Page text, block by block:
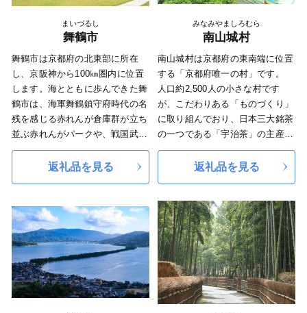
まいづるし
舞鶴市
舞鶴市は京都府の北東部に所在
し、京阪神から100㎞圏内に位置
します。海とともに歩んできた舞
鶴市は、海軍舞鶴鎮守府時代の名
残を感じる赤れんが倉庫群が立ち
並ぶ赤れんがパークや、戦国武将
細川幽斎が築城した田辺城跡等、
連綿と引き継がれてきた歴史・文
化の薫るまちです。海山の豊かな
う」や「舞鶴かに」等の特産物を
通じてぜひ舞鶴の四季をお楽しみ
ください。
返礼品を見る
みなみやましろむら
南山城村
南山城村は京都府の東南端に位置
する「京都府唯一の村」です。
人口約2,500人の小さな村です
が、こだわりある「ものづくり」
に取り組んでおり、日本三大銘茶
の一つである「宇治茶」の主産地
として、数々の受賞歴を誇るな
ど、日本茶800年の歴史を支え続
けています。 2017年にはお茶に
を集め、本年は世界最大のホテル
チェーンであるマリオット・イン
ターナショナル「フェアフィール
ド・バイ・マリオット」も併設開
業し、より魅力的に！ そんな村
を次世代へつなげ守り続けるた
め、皆さんの応援をよろしくお願
返礼品を見る